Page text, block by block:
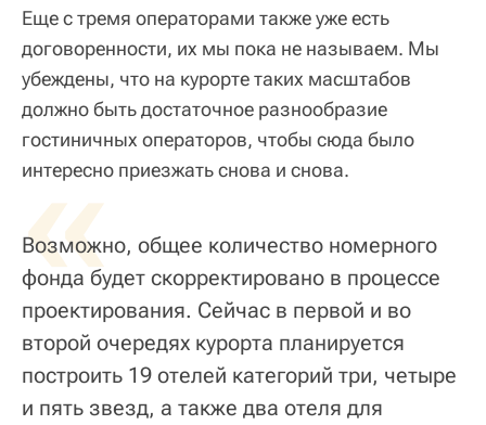
Еще с тремя операторами также уже есть
договоренности, их мы пока не называем. Мы
убеждены, что на курорте таких масштабов
должно быть достаточное разнообразие
гостиничных операторов, чтобы сюда было
интересно приезжать снова и снова.
«
Возможно, общее количество номерного
фонда будет скорректировано в процессе
проектирования. Сейчас в первой и во
второй очередях курорта планируется
построить 19 отелей категорий три, четыре
и пять звезд, а также два отеля для